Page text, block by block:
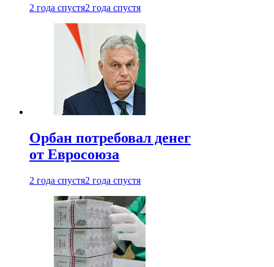
2 года спустя2 года спустя
Орбан потребовал денег
от Евросоюза
2 года спустя2 года спустя